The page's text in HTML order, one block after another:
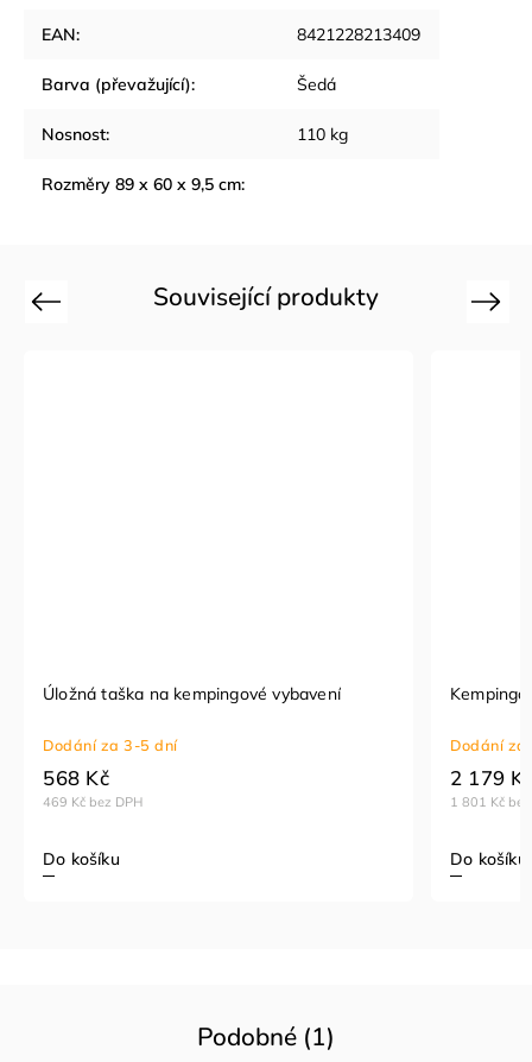
EAN: 8421228213409
Barva (převažující): Šedá
Nosnost: 110 kg
Rozměry 89 x 60 x 9,5 cm:
Související produkty
Previous
Úložná taška na kempingové vybavení
Dodání za 3-5 dní
469 Kč bez DPH
568 Kč
Do košíku
Dodání
1 801 Kč
2 179
Do košíku
Next
Podobné (1)